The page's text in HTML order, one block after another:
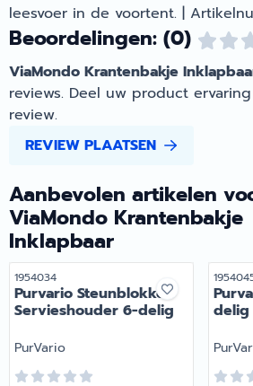
leesvoer in de voortent. |
Beoordelingen: (0)
ViaMondo Krantenbakje
reviews. Deel uw product
review.
REVIEW PLAATSEN
Aanbevolen artikelen
ViaMondo Krantenbakje
Inklapbaar
Artikelnummer
1954034
Purvario Steunblokken
Servieshouder 6-delig
Merk:
PurVario
delig
Merk: